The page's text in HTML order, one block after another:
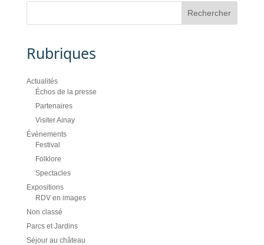
Rubriques
Actualités
Échos de la presse
Partenaires
Visiter Ainay
Évènements
Festival
Folklore
Spectacles
Expositions
RDV en images
Non classé
Parcs et Jardins
Séjour au château